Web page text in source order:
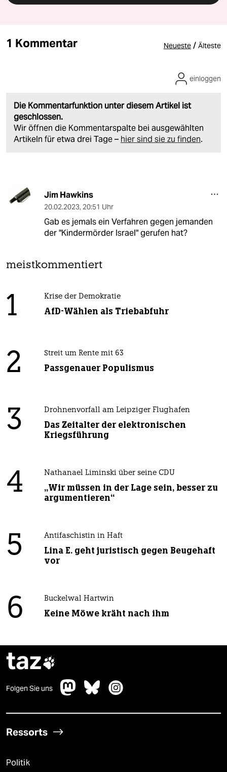
1 Kommentar Neueste / Älteste
Die Kommentarfunktion unter diesem Artikel ist
geschlossen.
Wir öffnen die Kommentarspalte bei ausgewählten
Artikeln für etwa drei Tage – hier sind sie zu finden.
einloggen
Jim Hawkins
20.02.2023, 20:51 Uhr
Gab es jemals ein Verfahren gegen jemanden
der "Kindermörder Israel" gerufen hat?
meistkommentiert
1 Krise der Demokratie
AfD-Wählen als Triebabfuhr
2 Streit um Rente mit 63
Passgenauer Populismus
3 Drohnenvorfall am Leipziger Flughafen
Das Zeitalter der elektronischen
Kriegsführung
4 Nathanael Liminski über seine CDU
„Wir müssen in der Lage sein, besser zu
argumentieren“
5 Antifaschistin in Haft
Lina E. geht juristisch gegen Beugehaft
vor
6 Buckelwal Hartwin
Keine Möwe kräht nach ihm
taz
Folgen Sie uns
Ressorts
Politik